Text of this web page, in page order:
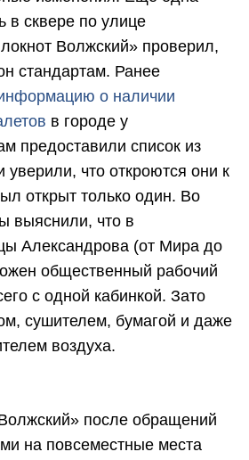
в сквере по улице
Волжский» проверил,
стандартам. Ранее
о наличии
в городе у
предоставили список из
уверили, что откроются они к
открыт только один. Во
выяснили, что в
Александрова (от Мира до
общественный рабочий
с одной кабинкой. Зато
сушителем, бумагой и даже
воздуха.
после обращений
на повсеместные места